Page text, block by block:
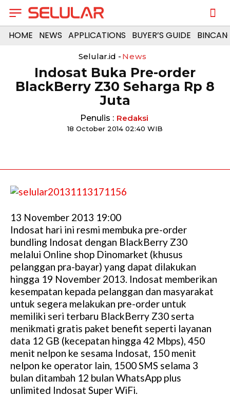
HOME NEWS APPLICATIONS BUYER’S GUIDE
Selular.id - News
Indosat Buka Pre-order
BlackBerry Z30 Seharga Rp 8
Juta
Penulis : Redaksi
18 October 2014 02:40 WIB
13 November 2013 19:00
Indosat hari ini resmi membuka pre-order
bundling Indosat dengan BlackBerry Z30
melalui Online shop Dinomarket (khusus
pelanggan pra-bayar) yang dapat dilakukan
hingga 19 November 2013. Indosat memberikan
kesempatan kepada pelanggan dan masyarakat
untuk segera melakukan pre-order untuk
memiliki seri terbaru BlackBerry Z30 serta
menikmati gratis paket benefit seperti layanan
data 12 GB (kecepatan hingga 42 Mbps), 450
menit nelpon ke sesama Indosat, 150 menit
nelpon ke operator lain, 1500 SMS selama 3
bulan ditambah 12 bulan WhatsApp plus
unlimited Indosat Super WiFi.